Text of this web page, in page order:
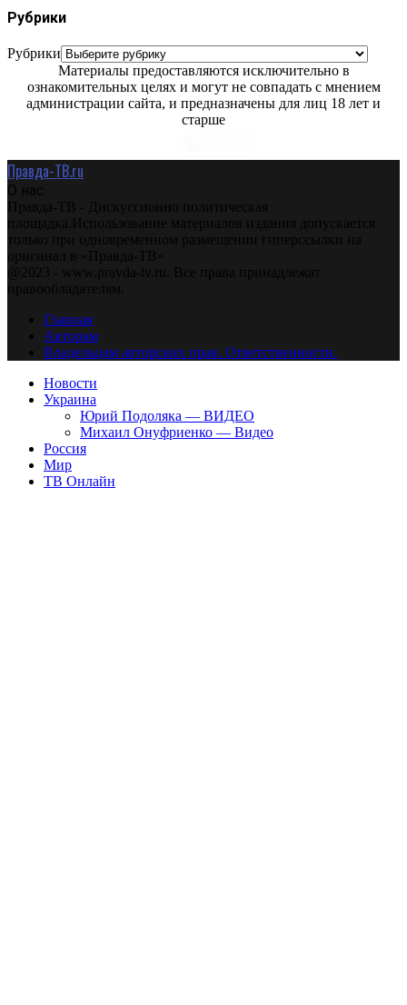
Рубрики
Рубрики
Материалы предоставляются исключительно в
ознакомительных целях и могут не совпадать с мнением
администрации сайта, и предназначены для лиц 18 лет и
старше
Правда-ТВ.ru
О нас
Правда-ТВ - Дискуссионно политическая
площадка.Использование материалов издания допускается
только при одновременном размещении гиперссылки на
оригинал в «Правда-ТВ»
@2023 - www.pravda-tv.ru. Все права принадлежат
правообладателям.
Главная
Авторам
Владельцам авторских прав. Ответственности.
Новости
Украина
Юрий Подоляка — ВИДЕО
Михаил Онуфриенко — Видео
Россия
Мир
ТВ Онлайн